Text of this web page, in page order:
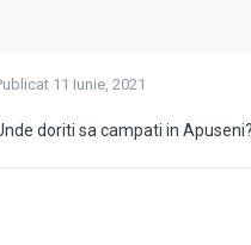
11 Iunie, 2021
doriti sa campati in